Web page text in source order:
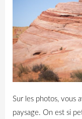
Sur les photos, vous
paysage. On est si